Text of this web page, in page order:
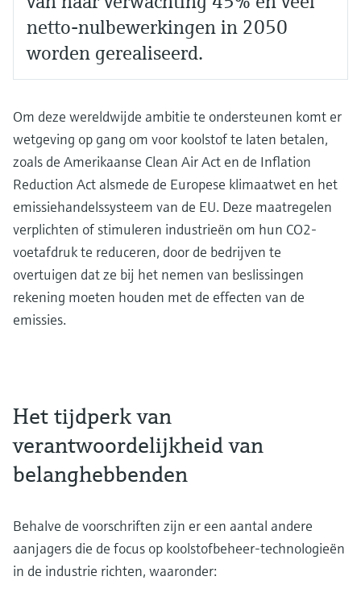
netto-nulbewerkingen in 2050
worden gerealiseerd.
Om deze wereldwijde ambitie te ondersteunen komt er
wetgeving op gang om voor koolstof te laten betalen,
zoals de Amerikaanse Clean Air Act en de Inflation
Reduction Act alsmede de Europese klimaatwet en het
emissiehandelssysteem van de EU. Deze maatregelen
verplichten of stimuleren industrieën om hun CO2-
voetafdruk te reduceren, door de bedrijven te
overtuigen dat ze bij het nemen van beslissingen
rekening moeten houden met de effecten van de
emissies.
Het tijdperk van
verantwoordelijkheid van
belanghebbenden
Behalve de voorschriften zijn er een aantal andere
aanjagers die de focus op koolstofbeheer-technologieën
in de industrie richten, waaronder: